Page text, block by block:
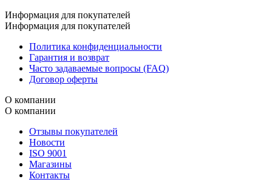
Информация для покупателей
Информация для покупателей
Политика конфиденциальности
Гарантия и возврат
Часто задаваемые вопросы (FAQ)
Договор оферты
О компании
О компании
Отзывы покупателей
Новости
ISO 9001
Магазины
Контакты